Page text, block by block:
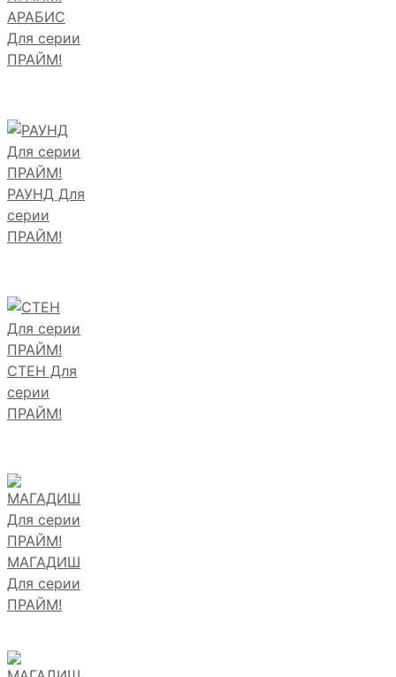
АРАБИС
Для серии
ПРАЙМ!
РАУНД Для
серии
ПРАЙМ!
СТЕН Для
серии
ПРАЙМ!
МАГАДИШ
Для серии
ПРАЙМ!